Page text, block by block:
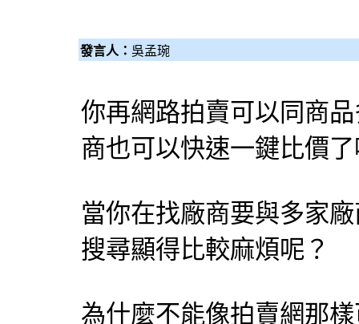
發言人： 吳孟琬
你再網路拍賣可以同商
商也可以快速一鍵比價
當你在找廠商要與多家
搜尋顯得比較麻煩呢？
為什麼不能像拍賣網那